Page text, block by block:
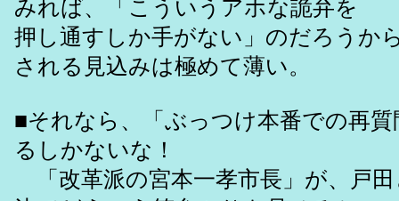
みれば、「こういうアホな詭弁を
押し通すしか手がない」のだろうか
される見込みは極めて薄い。
■それなら、「ぶっつけ本番での再
るしかないな！
「改革派の宮本一孝市長」が、戸